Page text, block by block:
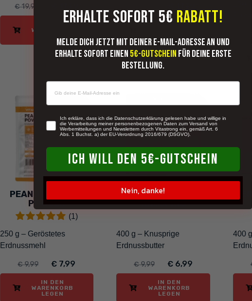
€ 19,99
IN DEN
WARENKORB
IN DEN
250
-20%
PEANUT BUTTER
POWDER
(1)
250 g – Geröstetes
Erdnussmehl
€ 9,99 € 7,99
IN DEN
WARENKORB
LEGEN
-30%
ERDNUSSBUTTER
KNUSPRIG
400 g – Knusprige
Erdnussbutter
€ 9,99 € 6,99
IN DEN
WARENKORB
LEGEN
400
ERHALTE SOFORT 5€ RABATT!
Melde dich jetzt mit deiner E-Mail-Adresse an und
erhalte sofort einen 5€-Gutschein für deine erste
Bestellung.
newsletterIch erkläre, dass ich die Datenschutzerklärung gelesen habe und willige in
die Verarbeitung meiner personenbezogenen Daten zum Versand von
Werbemitteilungen und Newslettern durch Vitastrong ein, gemäß Art. 6
Abs. 1 Buchst. a) der EU-Verordnung 2016/679 (DSGVO).
ICH WILL DEN 5€-GUTSCHEIN
Nein, danke!